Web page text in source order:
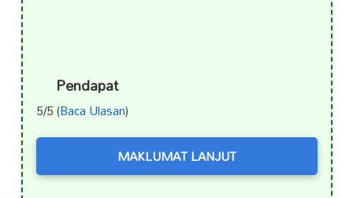
Pendapat
5/5 (Baca Ulasan)
MAKLUMAT LANJUT